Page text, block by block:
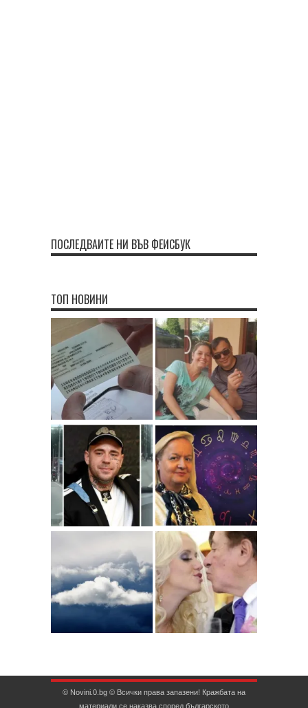
ПОСЛЕДВАЙТЕ НИ ВЪВ ФЕЙСБУК
ТОП НОВИНИ
© Novini.0.bg © Всички права запазени! Кражбата на
материали се наказва според българското